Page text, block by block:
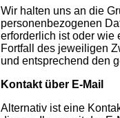
Wir halten uns an die
personenbezogenen
erforderlich ist oder wie
Fortfall des jeweiligen
und entsprechend den
Kontakt über E-Mail
Alternativ ist eine